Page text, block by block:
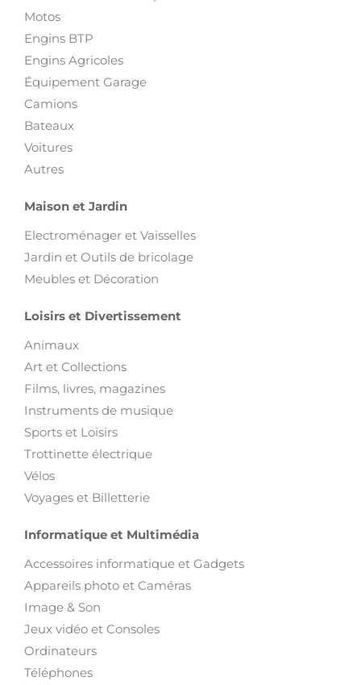
Motos
Engins BTP
Engins Agricoles
Équipement Garage
Camions
Bateaux
Voitures
Autres
Maison et Jardin
Electroménager et Vaisselles
Jardin et Outils de bricolage
Meubles et Décoration
Loisirs et Divertissement
Animaux
Art et Collections
Films, livres, magazines
Instruments de musique
Sports et Loisirs
Trottinette électrique
Vélos
Voyages et Billetterie
Informatique et Multimédia
Accessoires informatique et Gadgets
Appareils photo et Caméras
Image & Son
Jeux vidéo et Consoles
Ordinateurs
Téléphones